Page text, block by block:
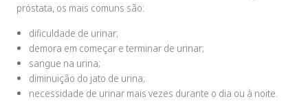
próstata, os mais comuns são:
dificuldade de urinar;
demora em começar e terminar de urinar;
sangue na urina;
diminuição do jato de urina;
necessidade de urinar mais vezes durante o dia ou à noite.